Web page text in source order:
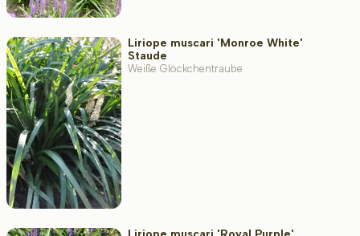
Liriope muscari 'Monroe White'
Staude
Weiße Glöckchentraube